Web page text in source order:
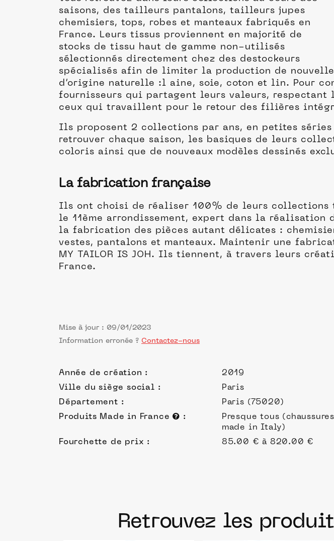
saisons, des tailleurs pantalons, tailleurs jupes
chemisiers, tops, robes et manteaux fabriqués en
France. Leurs tissus proviennent en majorité de
stocks de tissu haut de gamme non-utilisés
sélectionnés directement chez des destockeurs
spécialisés afin de limiter la production de
d’origine naturelle :l aine, soie, coton et lin. Pour
fournisseurs qui partagent leurs valeurs,
ceux qui travaillent pour le retour des filières
Ils proposent 2 collections par ans, en petites
retrouver chaque saison, les basiques de leurs
coloris ainsi que de nouveaux modèles dessinés
La fabrication française
Ils ont choisi de réaliser 100% de leurs collections
le 11ème arrondissement, expert dans la
la fabrication des pièces autant délicates :
vestes, pantalons et manteaux. Maintenir une
MY TAILOR IS JOH. Ils tiennent, à travers leurs
France.
Mise à jour : 09/01/2023
Information erronée ? Contactez-nous
Année de création :
2019
Ville du siège social :
Paris
Département :
Paris (75020)
Produits Made in France
:
Presque tous (chaussures
made in Italy)
Fourchette de prix :
85.00 € à 820.00 €
Retrouvez les